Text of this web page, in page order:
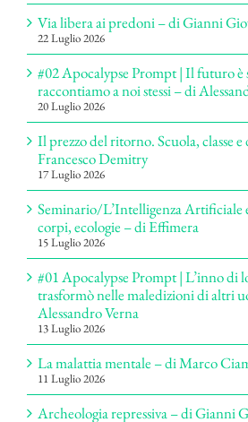
Via libera ai predoni – di Gianni
22 Luglio 2026
#02 Apocalypse Prompt | Il futuro è
raccontiamo a noi stessi – di
20 Luglio 2026
Il prezzo del ritorno. Scuola, classe
Francesco Demitry
17 Luglio 2026
Seminario/L’Intelligenza Artificiale
corpi, ecologie – di Effimera
15 Luglio 2026
#01 Apocalypse Prompt | L’inno di
trasformò nelle maledizioni di altri
Alessandro Verna
13 Luglio 2026
La malattia mentale – di Marco
11 Luglio 2026
Archeologia repressiva – di Gianni